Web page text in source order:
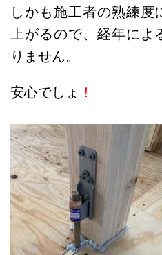
しかも施工者の熟練度
上がるので、経年に
りません。
安心でしょ ！